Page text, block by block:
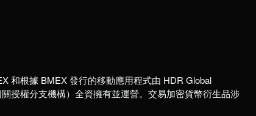
和根據 BMEX 發行的移動應用程式由 HDR Global
授權分支機構）全資擁有並運營。交易加密貨幣衍生品涉